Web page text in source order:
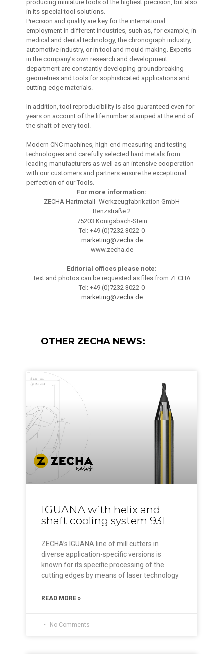
producing miniature tools of the highest precision, but also
in its special tool solutions.
Precision and quality are key for the international
employment in different industries, such as, for example, in
medical and dental technology, the chronograph industry,
automotive industry, or in tool and mould making. Experts
in the company’s own research and development
department are constantly developing groundbreaking
geometries and tools for sophisticated applications and
cutting-edge materials.
In addition, tool reproducibility is also guaranteed even for
years on account of the life number stamped at the end of
the shaft of every tool.
Modern CNC machines, high-end measuring and testing
technologies and carefully selected hard metals from
leading manufacturers as well as an intensive cooperation
with our customers and partners ensure the exceptional
perfection of our Tools.
For more information:
ZECHA Hartmetall- Werkzeugfabrikation GmbH
Benzstraße 2
75203 Königsbach-Stein
Tel: +49 (0)7232 3022-0
marketing@zecha.de
www.zecha.de
Editorial offices please note:
Text and photos can be requested as files from ZECHA
Tel: +49 (0)7232 3022-0
marketing@zecha.de
OTHER ZECHA NEWS:
IGUANA with helix and
shaft cooling system 931
ZECHA’s IGUANA line of mill cutters in
diverse application-specific versions is
known for its specific processing of the
cutting edges by means of laser technology
READ MORE »
No Comments